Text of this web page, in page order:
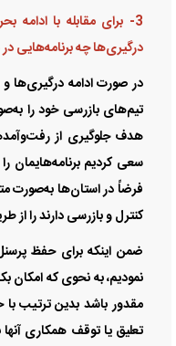
3- برای مقابله با ادامه
درگیری‌ها چه برنامه‌هایی
در صورت ادامه درگیری‌ها و
تیم‌های بازرسی خود را
هدف جلوگیری از
سعی کردیم برنامه‌ها‌یمان
فرضاً در استان‌ها به‌صورت
کنترل و بازرسی دارند را از
ضمن اینکه برای حفظ
نمودیم، به نحوی که امکان
مقدور باشد بدین ترتیب
تعلیق یا توقف همکاری